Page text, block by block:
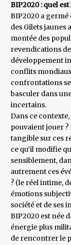
BIP2020 : quel
BIP2020 a germé
des Gilets jaunes
montée des
revendications
développement
conflits
confrontations
basculer dans
incertains.
Dans ce
pouvaient jouer
tangible sur ces
ce qu’il modifie
sensiblement,
autrement ces
? (le réel intime,
émotions
société et de ses
BIP2020 est née
énergie plus
de rencontrer le